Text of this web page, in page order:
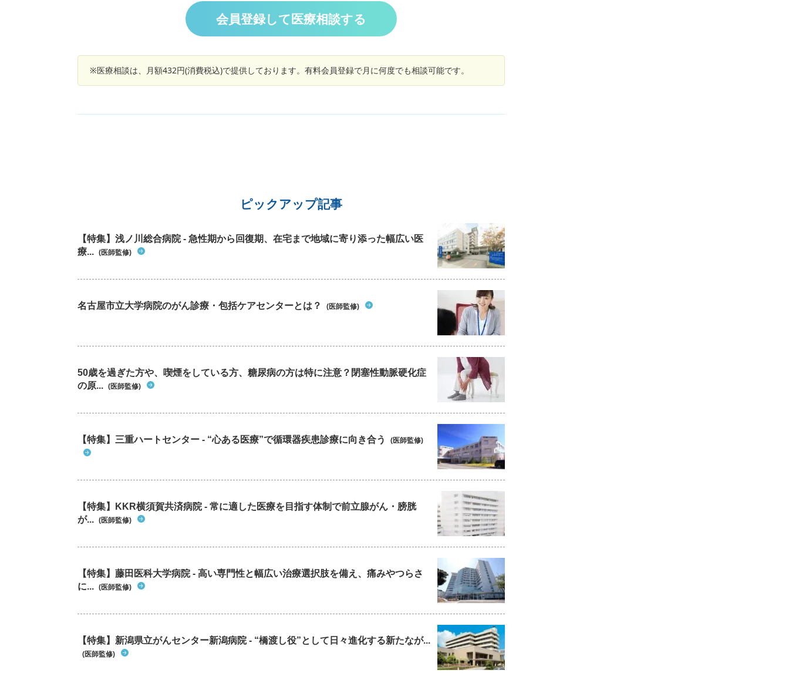
張るのは避けるように伝えられていて仕事が配達
業で重い物も結構持ったりしなきゃいけなかった
り走ったりもあるし、しゃがんでの検品なので退
で痛みが強くならないか不安があります。 痛み止
めは貰っていますが、日にちと共に痛みも退いて
クを受けた病院（総合大病院）で受けたほうがい
いのでしょうか。
会員登録して医療相談する
※医療相談は、月額432円(消費税込)で提供しております。有料会員登録で月に何度でも相談可能です。
ピックアップ記事
【特集】浅ノ川総合病院 - 急性期から回復期、在宅まで地域に寄り添った幅広い医
療... (医師監修)
名古屋市立大学病院のがん診療・包括ケアセンターとは？ (医師監修)
50歳を過ぎた方や、喫煙をしている方、糖尿病の方は特に注意？閉塞性動脈硬化症
の原... (医師監修)
【特集】三重ハートセンター - “心ある医療”で循環器疾患診療に向き合う (医師監修)
【特集】KKR横須賀共済病院 - 常に適した医療を目指す体制で前立腺がん・膀胱
が... (医師監修)
【特集】藤田医科大学病院 - 高い専門性と幅広い治療選択肢を備え、痛みやつらさ
に... (医師監修)
【特集】新潟県立がんセンター新潟病院 - “橋渡し役”として日々進化する新たなが...
(医師監修)